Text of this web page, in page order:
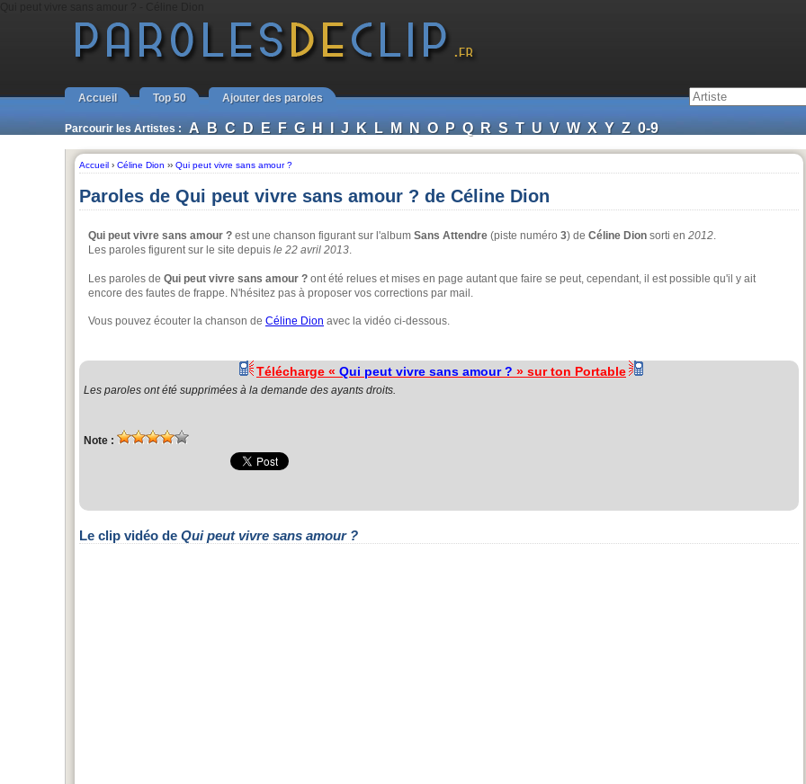
Accueil Top 50 Ajouter des paroles
Parcourir les Artistes : A B C D E F G H I J K L M N O P Q R S T U V W X Y Z 0-9
Accueil › Céline Dion ›› Qui peut vivre sans amour ?
Paroles de Qui peut vivre sans amour ? de Céline Dion
Qui peut vivre sans amour ? est une chanson figurant sur l'album Sans Attendre (piste numéro 3) de Céline Dion sorti en 2012.
Les paroles figurent sur le site depuis le 22 avril 2013.
Les paroles de Qui peut vivre sans amour ? ont été relues et mises en page autant que faire se peut, cependant, il est possible qu'il y ait
encore des fautes de frappe. N'hésitez pas à proposer vos corrections par mail.
Vous pouvez écouter la chanson de Céline Dion avec la vidéo ci-dessous.
Télécharge « Qui peut vivre sans amour ? » sur ton Portable
Les paroles ont été supprimées à la demande des ayants droits.
Note :
Le clip vidéo de Qui peut vivre sans amour ?